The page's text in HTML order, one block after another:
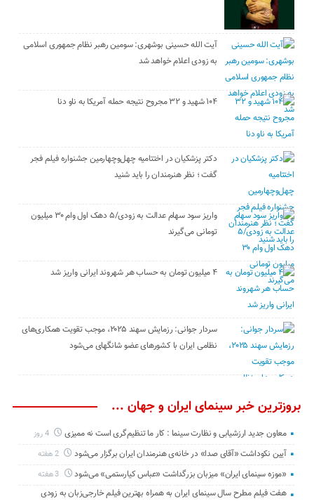
آیت الله حسینی بوشهری: سومین رهبر نظام جمهوری اسلامی
به زودی اعلام خواهد شد
۱۰۴ شهید و ۳۲ مجروح نتیجه حمله آمریکا به ناو دنا
دکتر پزشکیان در اختتامیه چهل‌وچهارمین جشنواره فیلم فجر
گفت ؛ نظر هنرمندان را باید شنید
واریز سود سهام عدالت به زودی/۵ دهک اول وام ۳۰ میلیون
تومانی می‌گیرند
۴ میلیون تومان به حساب هر شهروند ایرانی واریز شد
سردار جوانی: رزمایش سهند ۲۰۲۵، موجب تقویت همکاری‌های
نظامی ایران با کشور‌های عضو شانگهای می‌شود
بروزترین خبر سینمای ایران و جهان ...
معاون جدید ارزشیابی و نظارت سینما : کار ما تنظیم‌گری است نه ممیزی 4 روز
آیین نکوداشت «آقای صدا» در خانه‌ی هنرمندان ایران برگزار می‌شود 2 هفته
«موزه سینمای ایران» میزبان بزرگداشت «عباس کیارستمی» می‌شود 3 هفته
هفت فیلم مطرح سال سینمای ایران به همراه بهترین فیلم خارجی‌زبان به زودی